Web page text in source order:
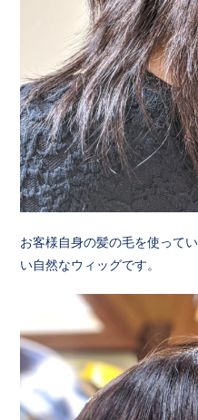
お客様自身の髪の毛を使って
い自然なウィッグです。